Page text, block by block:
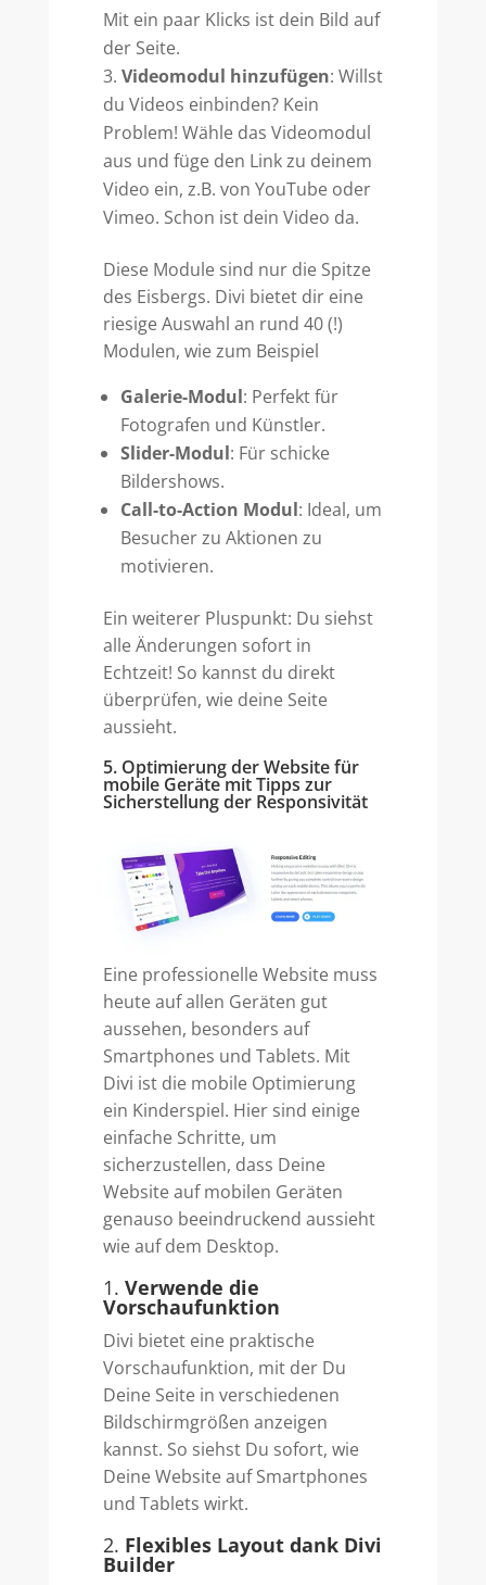
Mit ein paar Klicks ist dein Bild auf
der Seite.
Videomodul hinzufügen: Willst
du Videos einbinden? Kein
Problem! Wähle das Videomodul
aus und füge den Link zu deinem
Video ein, z.B. von YouTube oder
Vimeo. Schon ist dein Video da.
Diese Module sind nur die Spitze
des Eisbergs. Divi bietet dir eine
riesige Auswahl an rund 40 (!)
Modulen, wie zum Beispiel
Galerie-Modul: Perfekt für
Fotografen und Künstler.
Slider-Modul: Für schicke
Bildershows.
Call-to-Action Modul: Ideal, um
Besucher zu Aktionen zu
motivieren.
Ein weiterer Pluspunkt: Du siehst
alle Änderungen sofort in
Echtzeit! So kannst du direkt
überprüfen, wie deine Seite
aussieht.
5. Optimierung der Website für
mobile Geräte mit Tipps zur
Sicherstellung der Responsivität
Eine professionelle Website muss
heute auf allen Geräten gut
aussehen, besonders auf
Smartphones und Tablets. Mit
Divi ist die mobile Optimierung
ein Kinderspiel. Hier sind einige
einfache Schritte, um
sicherzustellen, dass Deine
Website auf mobilen Geräten
genauso beeindruckend aussieht
wie auf dem Desktop.
1. Verwende die
Vorschaufunktion
Divi bietet eine praktische
Vorschaufunktion, mit der Du
Deine Seite in verschiedenen
Bildschirmgrößen anzeigen
kannst. So siehst Du sofort, wie
Deine Website auf Smartphones
und Tablets wirkt.
2. Flexibles Layout dank Divi
Builder